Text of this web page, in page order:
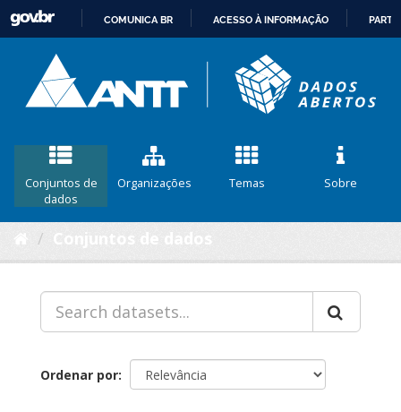
CONTEÚDO
COMUNICA BR ACESSO À INFORMAÇÃO
Conjuntos de
dados
Organizações Temas Sobre
Ordenar por